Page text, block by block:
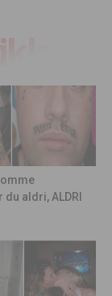
aldri, ALDRI